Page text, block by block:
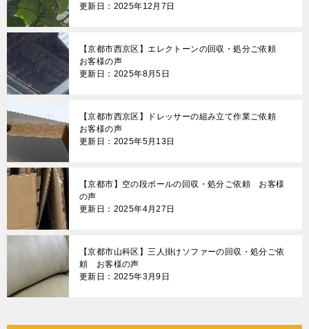
更新日：2025年12月7日
【京都市西京区】エレクトーンの回収・処分ご依頼
お客様の声
更新日：2025年8月5日
【京都市西京区】ドレッサーの組み立て作業ご依頼
お客様の声
更新日：2025年5月13日
【京都市】空の段ボールの回収・処分ご依頼 お客様
の声
更新日：2025年4月27日
【京都市山科区】三人掛けソファーの回収・処分ご依
頼 お客様の声
更新日：2025年3月9日